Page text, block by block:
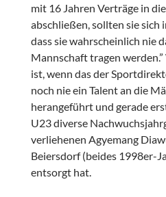
mit 16 Jahren Verträge in
abschließen, sollten sie sich
dass sie wahrscheinlich nie
Mannschaft tragen
ist, wenn das der
noch nie ein Talent an die
herangeführt und gerade
U23 diverse
verliehenen Agyemang
Beiersdorf (beides 1998er-
entsorgt hat.